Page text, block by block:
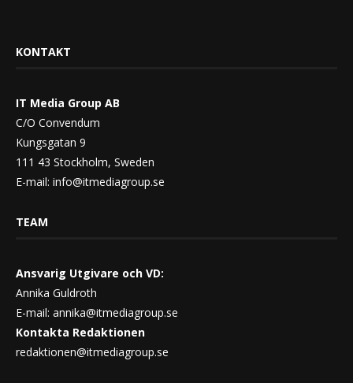
KONTAKT
IT Media Group AB
C/O Convendum
Kungsgatan 9
111 43 Stockholm, Sweden
E-mail: info@itmediagroup.se
TEAM
Ansvarig Utgivare och VD:
Annika Guldroth
E-mail: annika@itmediagroup.se
Kontakta Redaktionen
redaktionen@itmediagroup.se